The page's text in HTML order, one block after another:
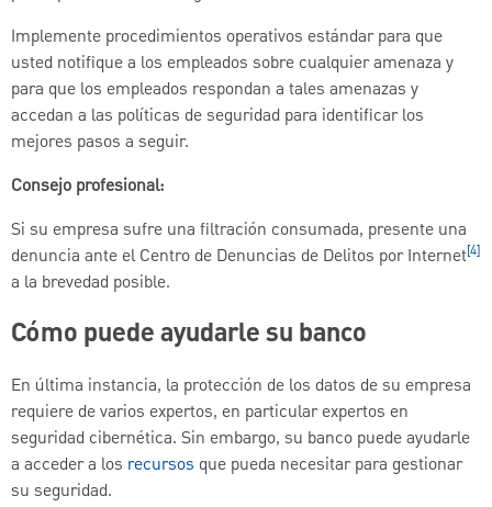
Implemente procedimientos operativos estándar para que
usted notifique a los empleados sobre cualquier amenaza y
para que los empleados respondan a tales amenazas y
accedan a las políticas de seguridad para identificar los
mejores pasos a seguir.
Consejo profesional:
Si su empresa sufre una filtración consumada, presente una
denuncia ante el Centro de Denuncias de Delitos por Internet[4]
a la brevedad posible.
Cómo puede ayudarle su banco
En última instancia, la protección de los datos de su empresa
requiere de varios expertos, en particular expertos en
seguridad cibernética. Sin embargo, su banco puede ayudarle
a acceder a los recursos que pueda necesitar para gestionar
su seguridad.